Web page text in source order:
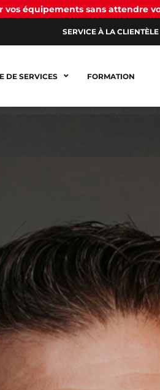
équipements sans attendre
SERVICE À LA CLIENTÈLE
DE SERVICES FORMATION